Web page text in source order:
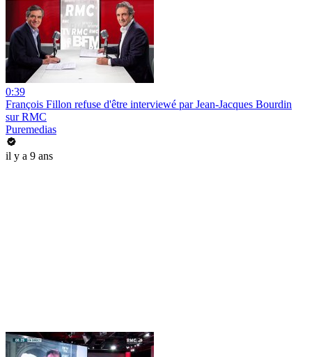
0:39
François Fillon refuse d'être interviewé par Jean-Jacques Bourdin
sur RMC
Puremedias
il y a 9 ans